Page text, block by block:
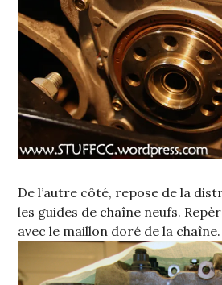
De l’autre côté, repose de la
les guides de chaîne neufs.
avec le maillon doré de la chaîne.